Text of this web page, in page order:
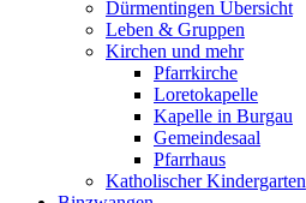
Dürmentingen Übersicht
Leben & Gruppen
Kirchen und mehr
Pfarrkirche
Loretokapelle
Kapelle in Burgau
Gemeindesaal
Pfarrhaus
Katholischer Kindergarten